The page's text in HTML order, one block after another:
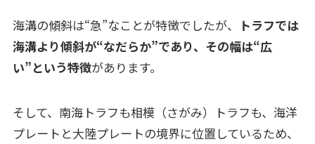
海溝の傾斜は“急”なことが特徴でしたが、
トラフでは
海溝より傾斜が“なだらか”であり、その幅は“広
い”という特徴があります。
そして、南海トラフも相模（さがみ）トラフも、海洋
プレートと大陸プレートの境界に位置しているため、